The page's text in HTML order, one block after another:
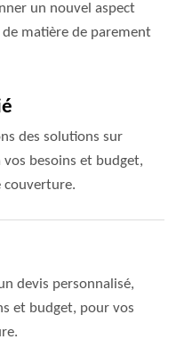
un nouvel aspect
matière de parement
des solutions sur
vos besoins et budget,
couverture.
devis personnalisé,
et budget, pour vos